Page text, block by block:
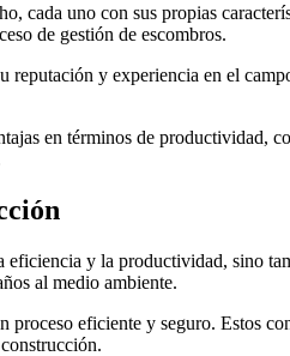
cada uno con sus propias
de gestión de escombros.
y experiencia en el
en términos de productividad,
y la productividad, sino
al medio ambiente.
eficiente y seguro. Estos